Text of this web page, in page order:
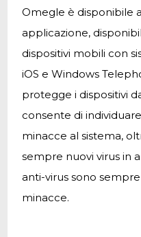
Omegle è disponibile
applicazione,
dispositivi mobili con
iOS e Windows
protegge i dispositivi
consente di
minacce al sistema,
sempre nuovi virus in
anti-virus sono
minacce.